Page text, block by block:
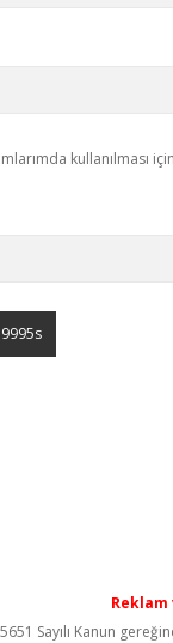
kullanılması
Sayılı Kanun